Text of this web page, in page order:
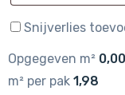
Snijverlies
Opgegeven m² 0,00
m² per pak 1,98